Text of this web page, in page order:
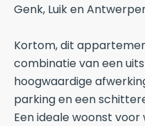
Genk, Luik en
Kortom, dit
combinatie van een
hoogwaardige
parking en een
Een ideale woonst